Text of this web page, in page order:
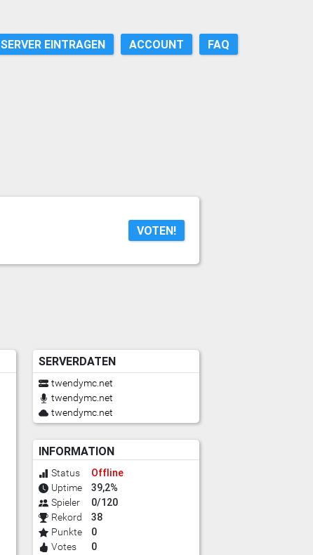
SERVER EINTRAGEN ACCOUNT FAQ
VOTEN!
SERVERDATEN
twendymc.net
twendymc.net
twendymc.net
INFORMATION
Status Offline
Uptime 39,2%
Spieler 0/120
Rekord 38
Punkte 0
Votes 0